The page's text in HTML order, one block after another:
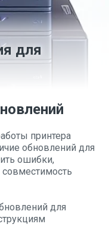
для
принтера
обновлений для
ошибки,
совместимость
для